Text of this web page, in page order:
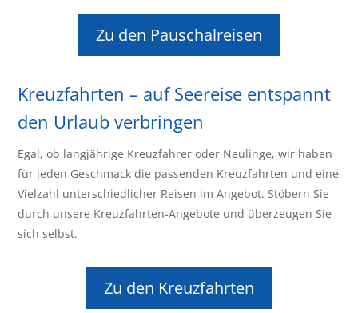
Zu den Pauschalreisen
Kreuzfahrten – auf Seereise entspannt
den Urlaub verbringen
Egal, ob langjährige Kreuzfahrer oder Neulinge, wir haben
für jeden Geschmack die passenden Kreuzfahrten und eine
Vielzahl unterschiedlicher Reisen im Angebot. Stöbern Sie
durch unsere Kreuzfahrten-Angebote und überzeugen Sie
sich selbst.
Zu den Kreuzfahrten